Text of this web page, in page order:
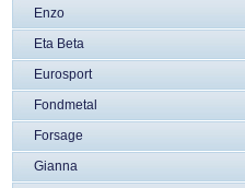
Enzo
Eta Beta
Eurosport
Fondmetal
Forsage
Gianna